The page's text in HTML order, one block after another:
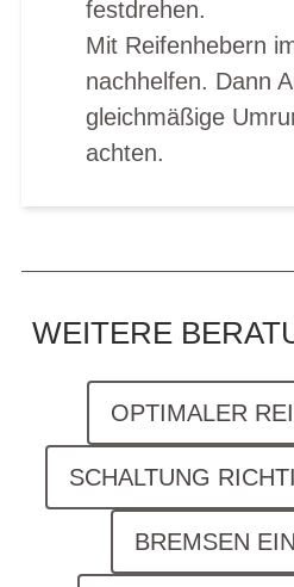
festdrehen.
Mit Reifenhebern
nachhelfen. Dann
gleichmäßige
achten.
WEITERE
OPTIMALER
SCHALTUNG
BREMSEN